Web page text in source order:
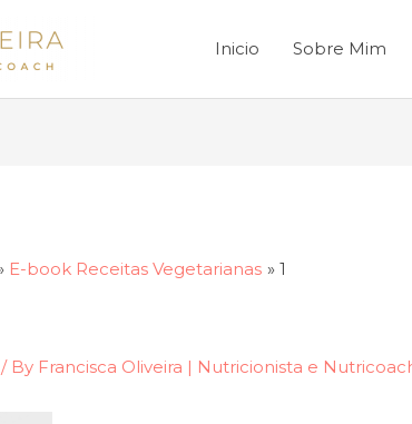
Inicio Sobre Mim
E-book Receitas Vegetarianas 1
/ By Francisca Oliveira | Nutricionista e